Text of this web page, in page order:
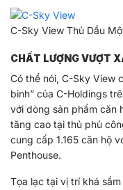
C-Sky View Thủ Dầu
CHẤT LƯỢNG VƯỢT
Có thể nói, C-Sky View
binh” của C-Holdings
với dòng sản phẩm căn
tăng cao tại thủ phủ
cung cấp 1.165 căn hộ
Penthouse.
Tọa lạc tại vị trí khá